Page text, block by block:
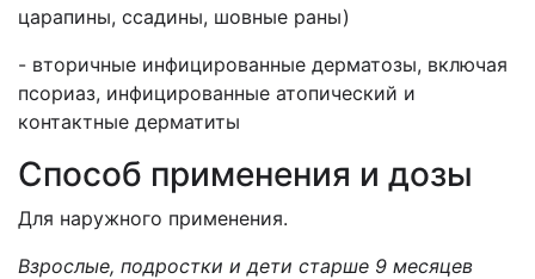
царапины, ссадины, шовные раны)
- вторичные инфицированные дерматозы, включая
псориаз, инфицированные атопический и
контактные дерматиты
Способ применения и дозы
Для наружного применения.
Взрослые, подростки и дети старше 9 месяцев